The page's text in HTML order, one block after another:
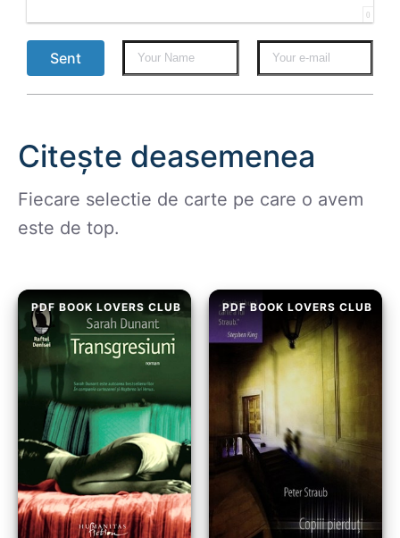
0
Sent
Citește deasemenea
Fiecare selectie de carte pe care o avem
este de top.
PDF BOOK LOVERS CLUB PDF BOOK LOVERS CLUB